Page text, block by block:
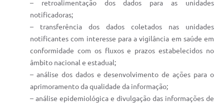
– retroalimentação dos dados para as unidades
notificadoras;
– transferência dos dados coletados nas unidades
notificantes com interesse para a vigilância em saúde em
conformidade com os fluxos e prazos estabelecidos no
âmbito nacional e estadual;
– análise dos dados e desenvolvimento de ações para o
aprimoramento da qualidade da informação;
– análise epidemiológica e divulgação das informações de